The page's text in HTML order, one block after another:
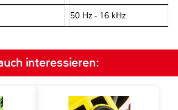
50 Hz - 16 kHz
interessieren: